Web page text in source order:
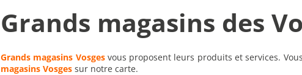
Grands magasins des
Grands magasins Vosgesvous proposent leurs produits et services.
magasins Vosges sur notre carte.